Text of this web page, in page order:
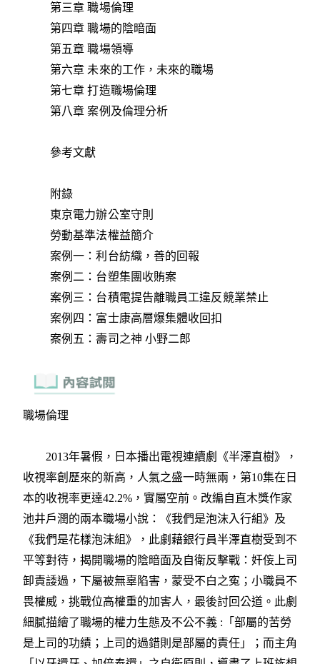
第三章 職場倫理
第四章 職場的陰暗面
第五章 職場領導
第六章 未來的工作，未來的職場
第七章 打造職場倫理
第八章 案例及倫理分析
參考文獻
附錄
東京電力辦公室守則
勞動基準法權益簡介
案例一：利台紡織，善的回報
案例二：台塑集團收賄案
案例三：台積電提告離職員工違反競業禁止
案例四：富士康高層爆集體收回扣
案例五：壽司之神 小野二郎